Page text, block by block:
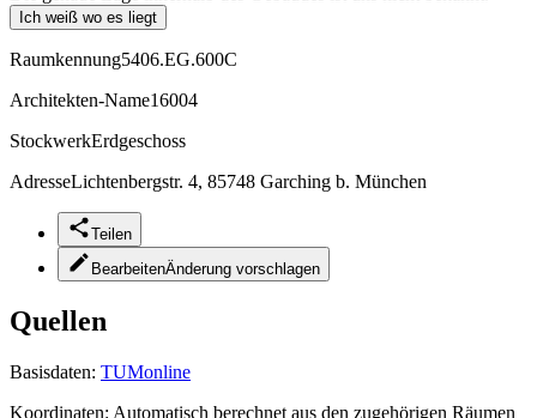
Ich weiß wo es liegt
Raumkennung5406.EG.600C
Architekten-Name16004
StockwerkErdgeschoss
AdresseLichtenbergstr. 4, 85748 Garching b. München
Teilen
BearbeitenÄnderung vorschlagen
Quellen
Basisdaten: TUMonline
Koordinaten: Automatisch berechnet aus den zugehörigen Räumen